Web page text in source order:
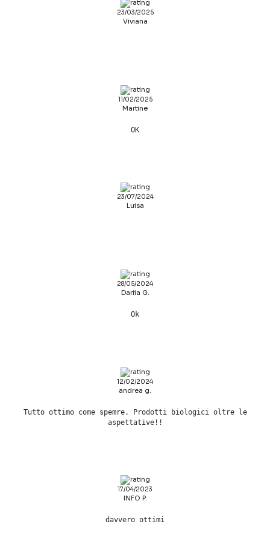
23/03/2025
Viviana
11/02/2025
Martine
OK
23/07/2024
Luisa
28/05/2024
Dariia G.
Ok
12/02/2024
andrea g.
Tutto ottimo come spemre. Prodotti biologici oltre le
aspettative!!
17/04/2023
INFO P.
davvero ottimi